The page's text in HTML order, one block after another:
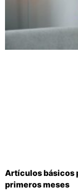
Artículos básicos
primeros meses